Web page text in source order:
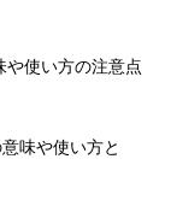
や使い方の注意点
味や使い方と